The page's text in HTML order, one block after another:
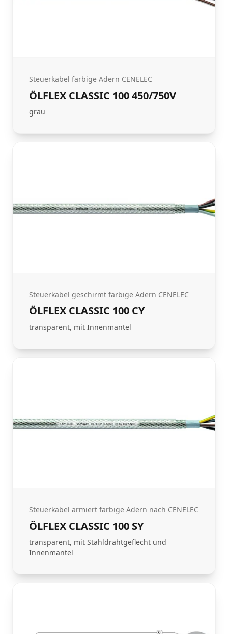
Steuerkabel farbige Adern CENELEC
ÖLFLEX CLASSIC 100 450/750V
grau
Steuerkabel geschirmt farbige Adern CENELEC
ÖLFLEX CLASSIC 100 CY
transparent, mit Innenmantel
Steuerkabel armiert farbige Adern nach CENELEC
ÖLFLEX CLASSIC 100 SY
transparent, mit Stahldrahtgeflecht und
Innenmantel